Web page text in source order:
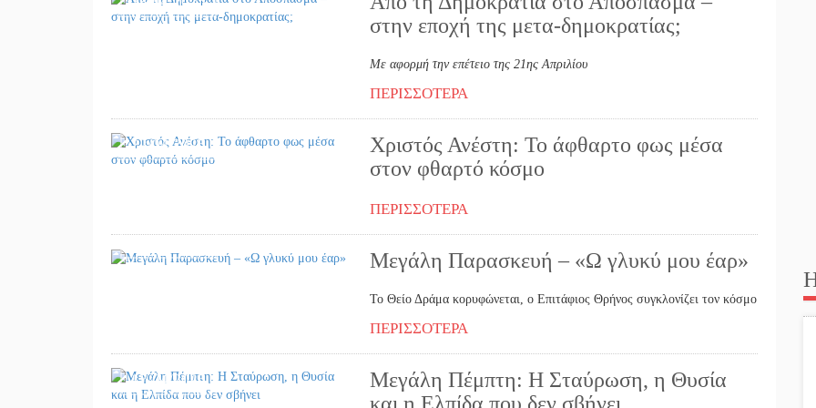
στην εποχή της μετα-δημοκρατίας;
Με αφορμή την επέτειο της 21ης Απριλίου
ΠΕΡΙΣΣΟΤΕΡΑ
22/04/2025
Χριστός Ανέστη: Το άφθαρτο φως μέσα
στον φθαρτό κόσμο
ΠΕΡΙΣΣΟΤΕΡΑ
Μεγάλη Παρασκευή – «Ω γλυκύ μου έαρ»
Το Θείο Δράμα κορυφώνεται, ο Επιτάφιος Θρήνος συγκλονίζει τον κόσμο
ΠΕΡΙΣΣΟΤΕΡΑ
17/04/2025
Μεγάλη Πέμπτη: Η Σταύρωση, η Θυσία